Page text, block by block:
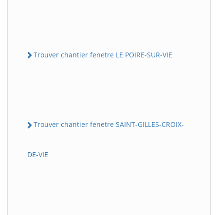
Trouver chantier fenetre LE POIRE-SUR-VIE
Trouver chantier fenetre SAINT-GILLES-CROIX-
DE-VIE